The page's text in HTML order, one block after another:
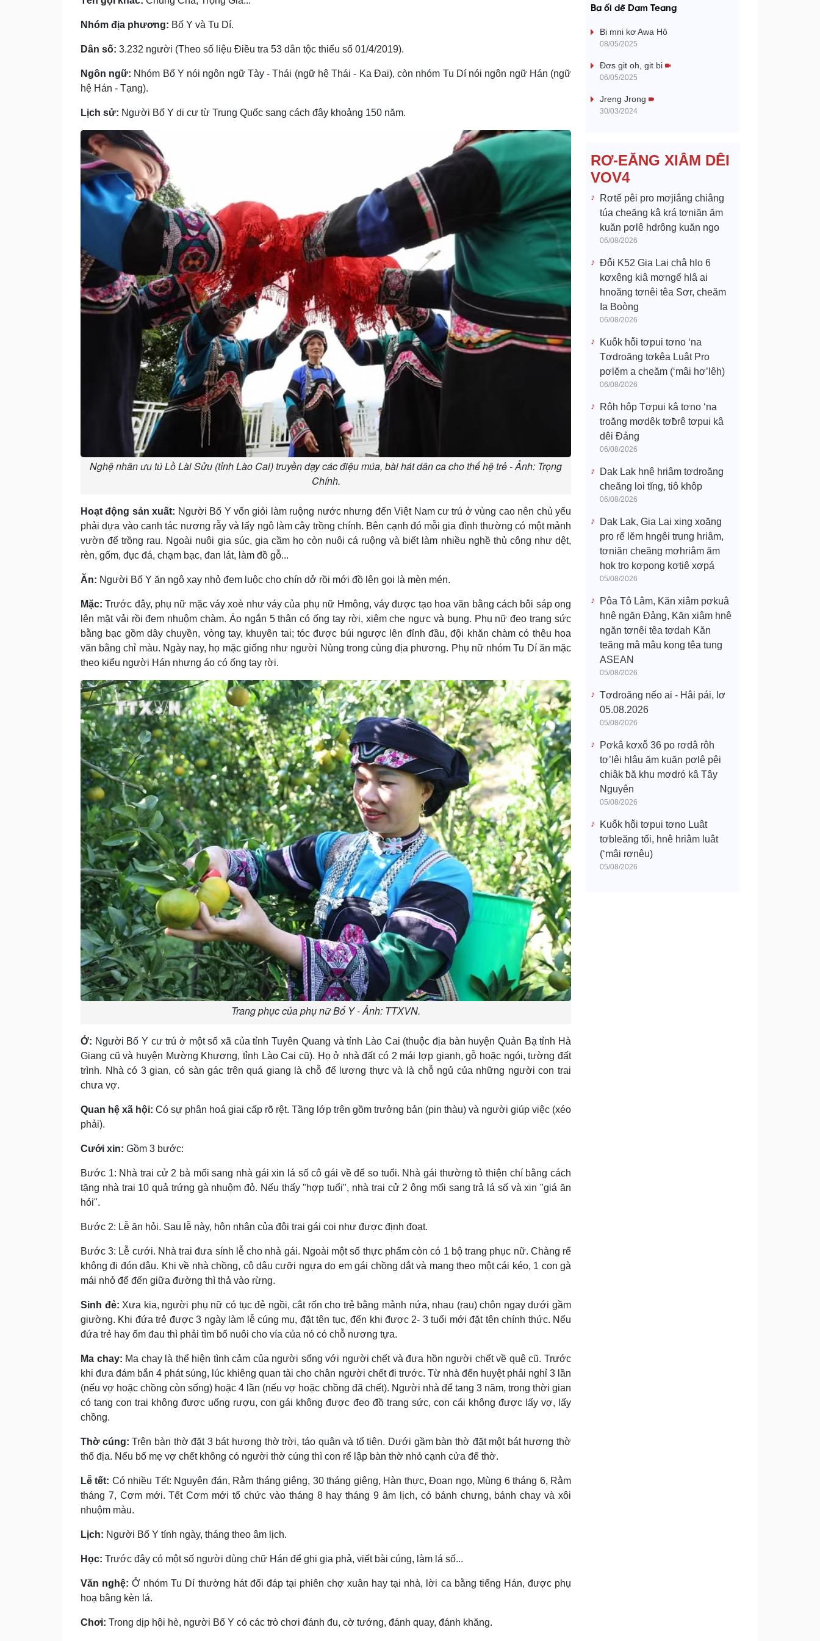
Nhóm địa phương: Bố Y và Tu Dí.
Dân số: 3.232 người (Theo số liệu Điều tra 53 dân tộc thiểu số 01/4/2019).
Ngôn ngữ: Nhóm Bố Y nói ngôn ngữ Tày - Thái (ngữ hệ Thái - Ka Ðai), còn nhóm Tu Dí nói ngôn ngữ Hán (ngữ
hệ Hán - Tạng).
Lịch sử: Người Bố Y di cư từ Trung Quốc sang cách đây khoảng 150 năm.
Nghệ nhân ưu tú Lồ Lài Sửu (tỉnh Lào Cai) truyền dạy các điệu múa, bài hát dân ca cho thế hệ trẻ - Ảnh: Trọng
Chính.
Hoạt động sản xuất: Người Bố Y vốn giỏi làm ruộng nước nhưng đến Việt Nam cư trú ở vùng cao nên chủ yếu
phải dựa vào canh tác nương rẫy và lấy ngô làm cây trồng chính. Bên cạnh đó mỗi gia đình thường có một mảnh
vườn để trồng rau. Ngoài nuôi gia súc, gia cầm họ còn nuôi cá ruộng và biết làm nhiều nghề thủ công như dệt,
rèn, gốm, đục đá, chạm bạc, đan lát, làm đồ gỗ...
Ăn: Người Bố Y ăn ngô xay nhỏ đem luộc cho chín dở rồi mới đồ lên gọi là mèn mén.
Mặc:Trước đây, phụ nữ mặc váy xoè như váy của phụ nữ Hmông, váy được tạo hoa văn bằng cách bôi sáp ong
lên mặt vải rồi đem nhuộm chàm. Áo ngắn 5 thân có ống tay rời, xiêm che ngực và bụng. Phụ nữ đeo trang sức
bằng bạc gồm dây chuyền, vòng tay, khuyên tai; tóc được búi ngược lên đỉnh đầu, đội khăn chàm có thêu hoa
văn bằng chỉ màu. Ngày nay, họ mặc giống như người Nùng trong cùng địa phương. Phụ nữ nhóm Tu Dí ăn mặc
theo kiểu người Hán nhưng áo có ống tay rời.
Trang phục của phụ nữ Bố Y - Ảnh: TTXVN.
Ở: Người Bố Y cư trú ở một số xã của tỉnh Tuyên Quang và tỉnh Lào Cai (thuộc địa bàn huyện Quản Bạ tỉnh Hà
Giang cũ và huyện Mường Khương, tỉnh Lào Cai cũ). Họ ở nhà đất có 2 mái lợp gianh, gỗ hoặc ngói, tường đất
trình. Nhà có 3 gian, có sàn gác trên quá giang là chỗ để lương thực và là chỗ ngủ của những người con trai
chưa vợ.
Quan hệ xã hội: Có sự phân hoá giai cấp rõ rệt. Tầng lớp trên gồm trưởng bản (pin thàu) và người giúp việc (xéo
phải).
Cưới xin: Gồm 3 bước:
Bước 1: Nhà trai cử 2 bà mối sang nhà gái xin lá số cô gái về để so tuổi. Nhà gái thường tỏ thiện chí bằng cách
tặng nhà trai 10 quả trứng gà nhuộm đỏ. Nếu thấy "hợp tuổi", nhà trai cử 2 ông mối sang trả lá số và xin "giá ăn
hỏi".
Bước 2: Lễ ăn hỏi. Sau lễ này, hôn nhân của đôi trai gái coi như được định đoạt.
Bước 3: Lễ cưới. Nhà trai đưa sính lễ cho nhà gái. Ngoài một số thực phẩm còn có 1 bộ trang phục nữ. Chàng rể
không đi đón dâu. Khi về nhà chồng, cô dâu cưỡi ngựa do em gái chồng dắt và mang theo một cái kéo, 1 con gà
mái nhỏ để đến giữa đường thì thả vào rừng.
Sinh đẻ: Xưa kia, người phụ nữ có tục đẻ ngồi, cắt rốn cho trẻ bằng mảnh nứa, nhau (rau) chôn ngay dưới gầm
giường. Khi đứa trẻ được 3 ngày làm lễ cúng mụ, đặt tên tục, đến khi được 2- 3 tuổi mới đặt tên chính thức. Nếu
đứa trẻ hay ốm đau thì phải tìm bố nuôi cho vía của nó có chỗ nương tựa.
Ma chay: Ma chay là thể hiện tình cảm của người sống với người chết và đưa hồn người chết về quê cũ. Trước
khi đưa đám bắn 4 phát súng, lúc khiêng quan tài cho chân người chết đi trước. Từ nhà đến huyệt phải nghỉ 3 lần
(nếu vợ hoặc chồng còn sống) hoặc 4 lần (nếu vợ hoặc chồng đã chết). Người nhà để tang 3 năm, trong thời gian
có tang con trai không được uống rượu, con gái không được đeo đồ trang sức, con cái không được lấy vợ, lấy
chồng.
Thờ cúng: Trên bàn thờ đặt 3 bát hương thờ trời, táo quân và tổ tiên. Dưới gầm bàn thờ đặt một bát hương thờ
thổ địa. Nếu bố mẹ vợ chết không có người thờ cúng thì con rể lập bàn thờ nhỏ cạnh cửa để thờ.
Lễ tết: Có nhiều Tết: Nguyên đán, Rằm tháng giêng, 30 tháng giêng, Hàn thực, Ðoan ngọ, Mùng 6 tháng 6, Rằm
tháng 7, Cơm mới. Tết Cơm mới tổ chức vào tháng 8 hay tháng 9 âm lịch, có bánh chưng, bánh chay và xôi
nhuộm màu.
Lịch: Người Bố Y tính ngày, tháng theo âm lịch.
Học: Trước đây có một số người dùng chữ Hán để ghi gia phả, viết bài cúng, làm lá số...
Văn nghệ: Ở nhóm Tu Dí thường hát đối đáp tại phiên chợ xuân hay tại nhà, lời ca bằng tiếng Hán, được phụ
hoạ bằng kèn lá.
Chơi: Trong dịp hội hè, người Bố Y có các trò chơi đánh đu, cờ tướng, đánh quay, đánh khăng.
a
y
V
o
Ba ối dê̆ Dam Teang
Bi mni kơ Awa Hô
08/05/2025
Đơs git oh, git bi
06/05/2025
Jreng Jrong
30/03/2024
RƠ-EĂNG XIÂM DÊI
VOV4
Rơtế pêi pro mơjiâng chiâng
túa cheăng kâ krá tơniăn ăm
kuăn pơlê hdrông kuăn ngo
06/08/2026
Đô̆i K52 Gia Lai châ hlo 6
kơxêng kiâ mơngế hlâ ai
hnoăng tơnêi têa Sơr, cheăm
Ia Boòng
06/08/2026
Kuô̆k hô̆i tơpui tơno ‘na
Tơdroăng tơkêa Luât Pro
pơlĕm a cheăm (‘mâi hơ’lêh)
06/08/2026
Rôh hôp Tơpui kâ tơno ‘na
troăng mơdêk tơƀrê tơpui kâ
dêi Đảng
06/08/2026
Dak Lak hnê hriâm tơdroăng
cheăng loi tĭng, tiô khôp
06/08/2026
Dak Lak, Gia Lai xing xoăng
pro rế lĕm hngêi trung hriâm,
tơniăn cheăng mơhriâm ăm
hok tro kơpong kơtiê xơpá
05/08/2026
Pôa Tô Lâm, Kăn xiâm pơkuâ
hnê ngăn Đảng, Kăn xiâm hnê
ngăn tơnêi têa tơdah Kăn
teăng mâ mâu kong têa tung
ASEAN
05/08/2026
Tơdroăng nếo ai - Hâi pái, lơ
05.08.2026
05/08/2026
Pơkâ kơxô̆ 36 po rơdâ rôh
tơ’lêi hlâu ăm kuăn pơlê pêi
chiâk ƀă khu mơdró kâ Tây
Nguyên
05/08/2026
Kuô̆k hô̆i tơpui tơno Luât
tơbleăng tối, hnê hriâm luât
(‘mâi rơnêu)
05/08/2026